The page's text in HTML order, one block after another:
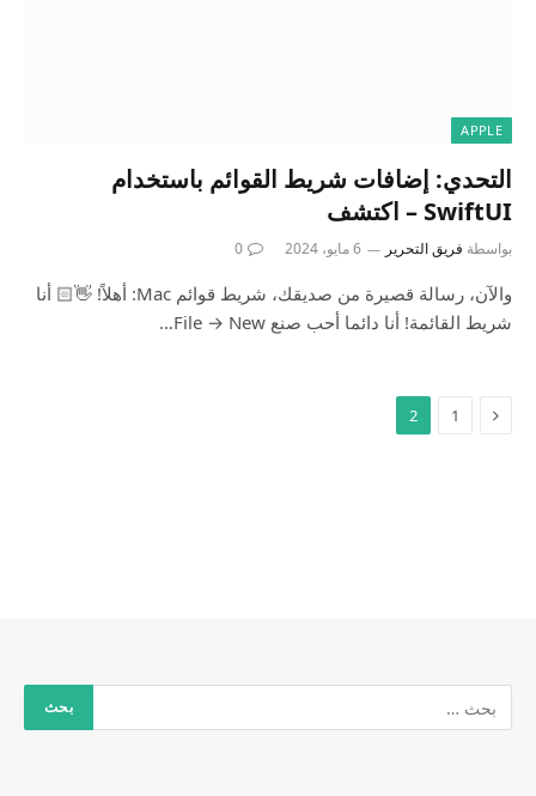
APPLE
التحدي: إضافات شريط القوائم باستخدام
SwiftUI – اكتشف
بواسطة فريق التحرير 6 مايو، 2024 0
والآن، رسالة قصيرة من صديقك، شريط قوائم Mac: أهلاً! 👋🏻 أنا
شريط القائمة! أنا دائما أحب صنع File → New…
1
2